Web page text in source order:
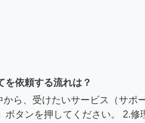
を依頼する流れは？
から、受けたいサービス（サポ
ボタンを押してください。 2.修